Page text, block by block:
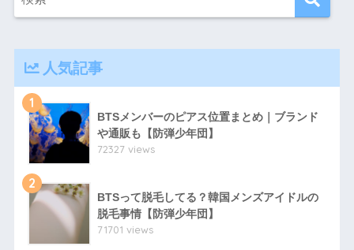
人気記事
1
BTSメンバーのピアス位置まとめ｜ブランド
や通販も【防弾少年団】
72327 views
2
BTSって脱毛してる？韓国メンズアイドルの
脱毛事情【防弾少年団】
71701 views